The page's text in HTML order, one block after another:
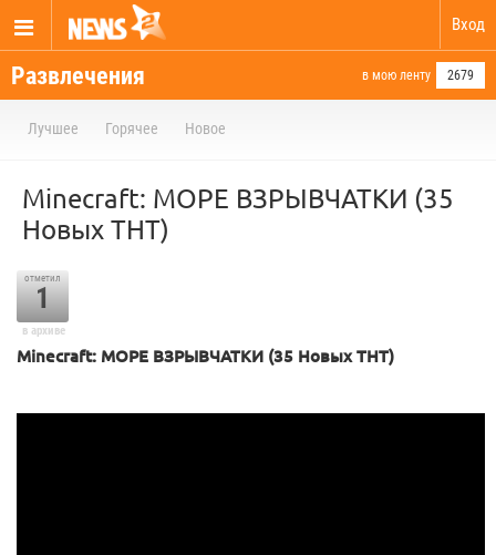
Вход
Развлечения в мою ленту 2679
Лучшее Горячее Новое
Minecraft: МОРЕ ВЗРЫВЧАТКИ (35
Новых ТНТ)
отметил
1
в архиве
Minecraft: МОРЕ ВЗРЫВЧАТКИ (35 Новых ТНТ)